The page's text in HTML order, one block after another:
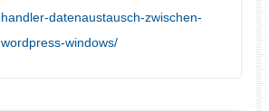
handler-datenaustausch-zwischen-
wordpress-windows/